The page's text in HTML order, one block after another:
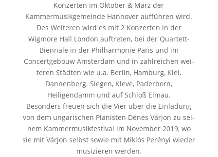
Konzerten im Oktober& März der
Kammermusikgemeinde Hannover auf­füh­ren wird.
Des Weiteren wird es mit 2 Konzerten in der
Wigmore Hall London auf­tre­ten, bei der Quartett-
Biennale in der Philharmonie Paris und im
Concertgebouw Amsterdam und in zahl­rei­chen wei­
te­ren Städten wie u.a. Berlin, Hamburg, Kiel,
Dannenberg. Siegen, Kleve, Paderborn,
Heiligendamm und auf Schloß Elmau.
Besonders freu­en sich die Vier über die Einladung
von dem unga­ri­schen Pianisten Dénes Várjon zu sei­
nem Kammermusikfestival im November 2019, wo
sie mit Várjon selbst sowie mit Miklós Perényi wie­der
musi­zie­ren werden.